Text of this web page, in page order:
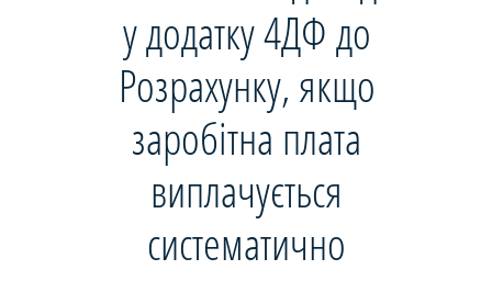
у додатку 4ДФ до
Розрахунку, якщо
заробітна плата
виплачується
систематично